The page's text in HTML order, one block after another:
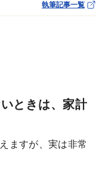
執筆記事一覧
ときは、家計
ますが、実は非常